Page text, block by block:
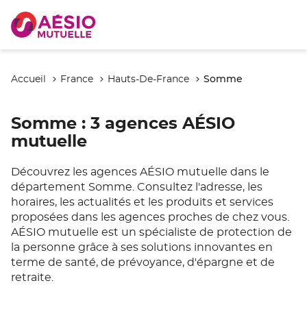
Accueil France Hauts-De-France Somme
Somme : 3 agences AÉSIO
mutuelle
Découvrez les agences AÉSIO mutuelle dans le
département Somme. Consultez l'adresse, les
horaires, les actualités et les produits et services
proposées dans les agences proches de chez vous.
AÉSIO mutuelle est un spécialiste de protection de
la personne grâce à ses solutions innovantes en
terme de santé, de prévoyance, d'épargne et de
retraite.